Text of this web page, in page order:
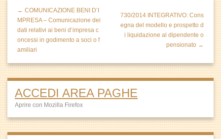
← COMUNICAZIONE BENI D’I
MPRESA – Comunicazione dei
dati relativi ai beni d’impresa c
oncessi in godimento a soci o f
amiliari
730/2014 INTEGRATIVO: Cons
egna del modello e prospetto d
i liquidazione al dipendente o
pensionato →
ACCEDI AREA PAGHE
Aprire con Mozilla Firefox